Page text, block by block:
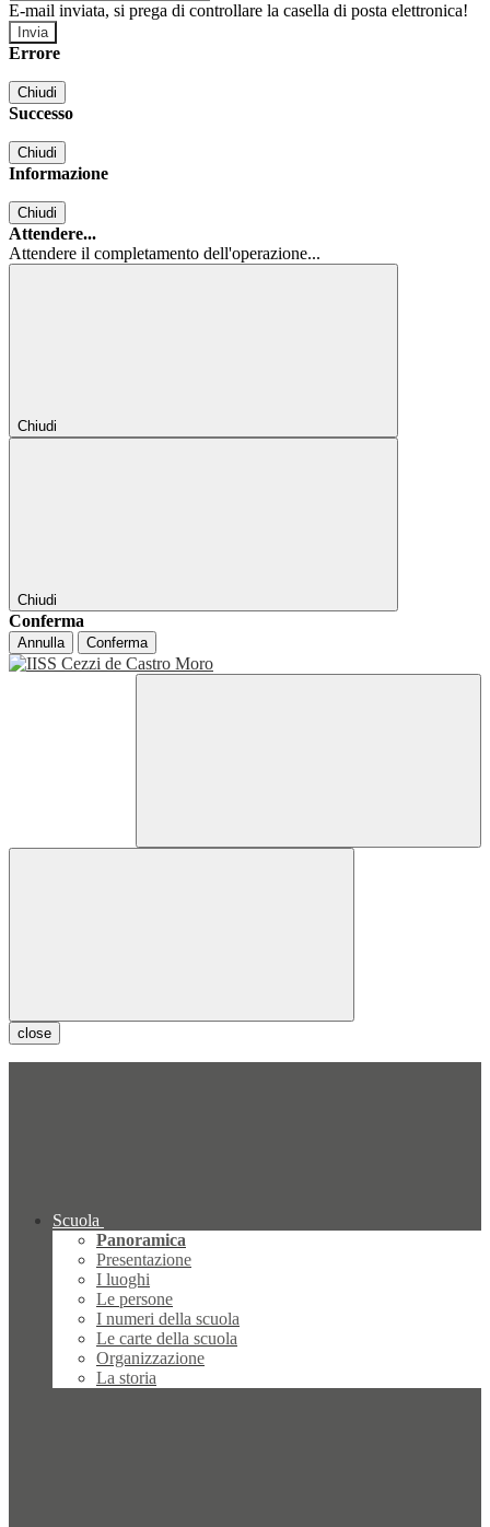
E-mail inviata, si prega di controllare la casella di posta elettronica!
Errore
Chiudi
Successo
Chiudi
Informazione
Chiudi
Attendere...
Attendere il completamento dell'operazione...
Chiudi
Chiudi
Conferma
Annulla Conferma
close
Scuola
Panoramica
Presentazione
I luoghi
Le persone
I numeri della scuola
Le carte della scuola
Organizzazione
La storia